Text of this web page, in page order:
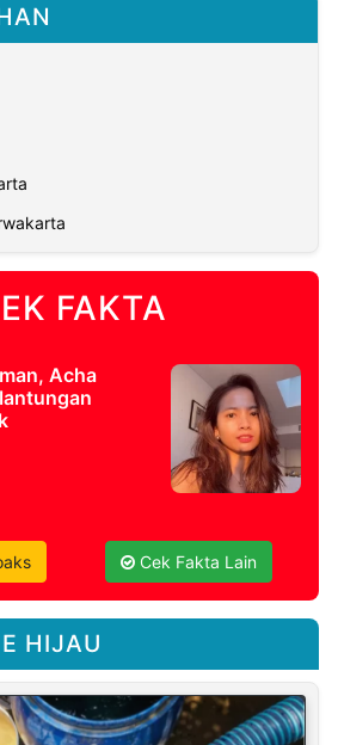
FAKTA
Acha
Cek Fakta Lain
HIJAU